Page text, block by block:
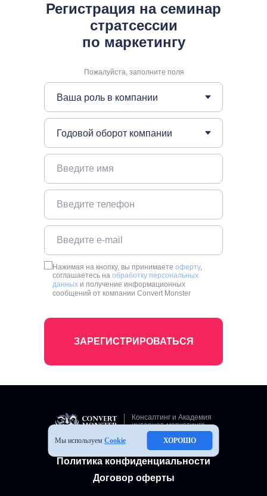
Регистрация на семинар
стратсессии
по маркетингу
Пожалуйста, заполните поля
Нажимая на кнопку, вы принимаете оферту,
соглашаетесь на обработку персональных
данных и получение информационных
сообщений от компании Convert Monster
ЗАРЕГИСТРИРОВАТЬСЯ
Мы используем Cookie ХОРОШО
Консалтинг и Академия
интернет-маркетинга
Политика конфиденциальности
Договор оферты